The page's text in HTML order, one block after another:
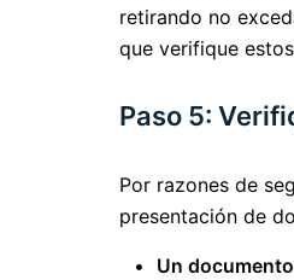
retirando no
que verifique
Paso 5:
Por razones de
presentación de
Un